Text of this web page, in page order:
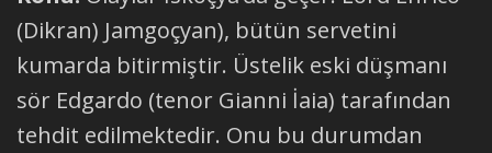
(Dikran) Jamgoçyan), bütün servetini
kumarda bitirmiştir. Üstelik eski düşmanı
sör Edgardo (tenor Gianni İaia) tarafından
tehdit edilmektedir. Onu bu durumdan